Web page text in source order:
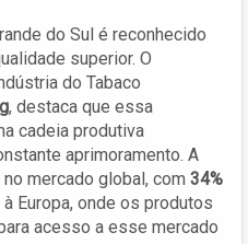
do Sul é reconhecido
superior. O
do Tabaco
, destaca que essa
cadeia produtiva
aprimoramento. A
mercado global, com 34%
Europa, onde os produtos
acesso a esse mercado